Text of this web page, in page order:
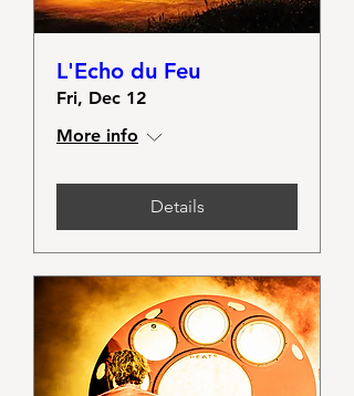
L'Echo du Feu
Fri, Dec 12
More info
Details